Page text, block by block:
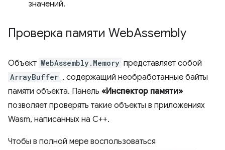
значений.
Проверка памяти WebAssembly
Объект WebAssembly.Memory представляет собой
ArrayBuffer , содержащий необработанные байты
памяти объекта. Панель «Инспектор памяти»
позволяет проверять такие объекты в приложениях
Wasm, написанных на C++.
Чтобы в полной мере воспользоваться